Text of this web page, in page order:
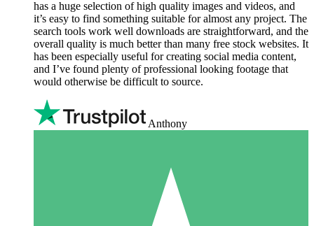
has a huge selection of high quality images and videos, and
it’s easy to find something suitable for almost any project. The
search tools work well downloads are straightforward, and the
overall quality is much better than many free stock websites. It
has been especially useful for creating social media content,
and I’ve found plenty of professional looking footage that
would otherwise be difficult to source.
Anthony